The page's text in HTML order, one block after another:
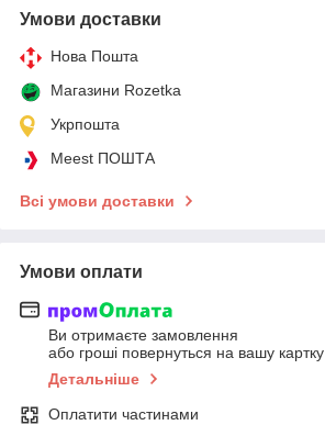
Умови доставки
Нова Пошта
Магазини Rozetka
Укрпошта
Meest ПОШТА
Всі умови доставки
Умови оплати
Ви отримаєте замовлення
або гроші повернуться на вашу картку
Детальніше
Оплатити частинами